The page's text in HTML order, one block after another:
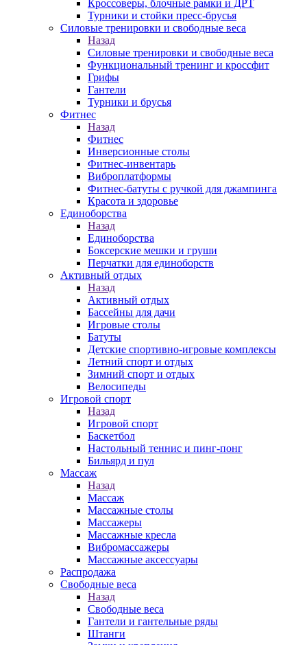
Кроссоверы, блочные рамки и ДРТ
Турники и стойки пресс-брусья
Силовые тренировки и свободные веса
Назад
Силовые тренировки и свободные веса
Функциональный тренинг и кроссфит
Грифы
Гантели
Турники и брусья
Фитнес
Назад
Фитнес
Инверсионные столы
Фитнес-инвентарь
Виброплатформы
Фитнес-батуты с ручкой для джампинга
Красота и здоровье
Единоборства
Назад
Единоборства
Боксерские мешки и груши
Перчатки для единоборств
Активный отдых
Назад
Активный отдых
Бассейны для дачи
Игровые столы
Батуты
Детские спортивно-игровые комплексы
Летний спорт и отдых
Зимний спорт и отдых
Велосипеды
Игровой спорт
Назад
Игровой спорт
Баскетбол
Настольный теннис и пинг-понг
Бильярд и пул
Массаж
Назад
Массаж
Массажные столы
Массажеры
Массажные кресла
Вибромассажеры
Массажные аксессуары
Распродажа
Свободные веса
Назад
Свободные веса
Гантели и гантельные ряды
Штанги